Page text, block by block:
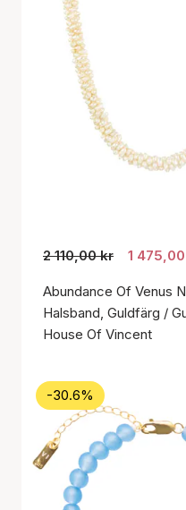
2 110,00 kr 1
Abundance Of Venus
Halsband, Guldfärg /
House Of Vincent
-30.6%